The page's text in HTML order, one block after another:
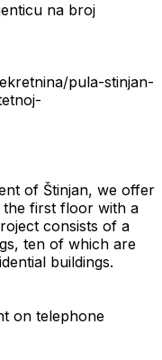
na broj
pula-stinjan-
of Štinjan, we offer
the first floor with a
consists of a
ten of which are
buildings.
on telephone